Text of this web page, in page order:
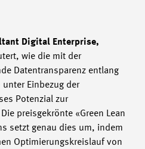
Digital Enterprise,
wie die mit der
Datentransparenz entlang
Einbezug der
Potenzial zur
preisgekrönte «Green Lean
setzt genau dies um, indem
Optimierungskreislauf von